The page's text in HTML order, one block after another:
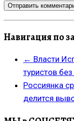
Навигация по
← Власти
туристов
Россиянка
делится